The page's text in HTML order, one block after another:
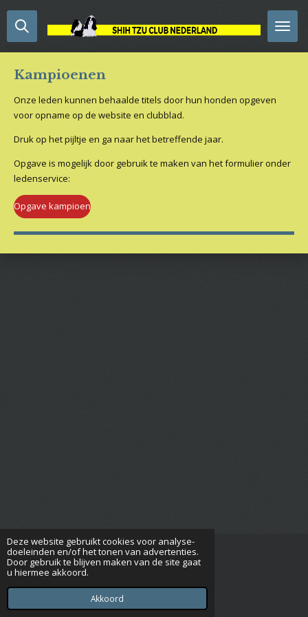
Deze website gebruikt cookies voor analyse-
doeleinden en/of het tonen van advertenties.
Door gebruik te blijven maken van de site gaat
u hiermee akkoord.
Akkoord
Ga
direct
naar
hoofdinhoud
Kampioenen
Onze leden kunnen behaalde titels door hun honden opgeven
voor opname op de website en clubblad.
Druk op het pijltje en ga naar het betreffende jaar.
Opgave is mogelijk door gebruik te maken van het formulier onder
ledenservice:
Opgave kampioen
F
c
e